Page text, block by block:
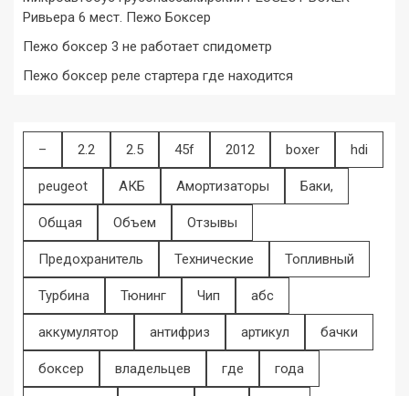
Ривьера 6 мест. Пежо Боксер
Пежо боксер 3 не работает спидометр
Пежо боксер реле стартера где находится
– 2.2 2.5 45f 2012 boxer hdi
peugeot АКБ Амортизаторы Баки,
Общая Объем Отзывы
Предохранитель Технические Топливный
Турбина Тюнинг Чип абс
аккумулятор антифриз артикул бачки
боксер владельцев где года